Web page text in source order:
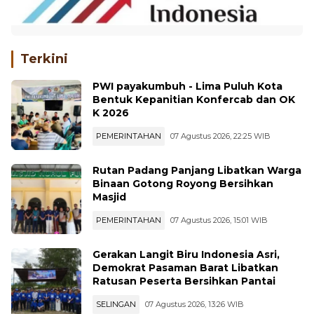
Terkini
PWI payakumbuh - Lima Puluh Kota
Bentuk Kepanitian Konfercab dan OK
K 2026
PEMERINTAHAN 07 Agustus 2026, 22:25 WIB
Rutan Padang Panjang Libatkan Warga
Binaan Gotong Royong Bersihkan
Masjid
PEMERINTAHAN 07 Agustus 2026, 15:01 WIB
Gerakan Langit Biru Indonesia Asri,
Demokrat Pasaman Barat Libatkan
Ratusan Peserta Bersihkan Pantai
SELINGAN 07 Agustus 2026, 13:26 WIB